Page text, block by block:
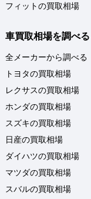
フィットの買取相場
車買取相場を調べる
全メーカーから調べる
トヨタの買取相場
レクサスの買取相場
ホンダの買取相場
スズキの買取相場
日産の買取相場
ダイハツの買取相場
マツダの買取相場
スバルの買取相場